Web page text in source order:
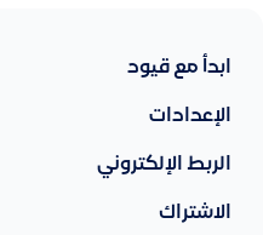
ابدأ مع قيود
الإعدادات
الربط الإلكتروني
الاشتراك